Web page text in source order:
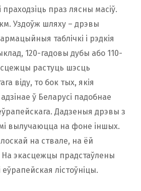
праходзіць праз лясны масіў.
Уздоўж шляху – дрэвы
таблічкі і рэдкія
120-гадовы дубы або 110-
растуць шэсць
віду, то бок тых, якія
ў Беларусі падобнае
Дадзеныя дрэвы з
вылучаюцца на фоне іншых.
на ствале, на ёй
экасцежцы прадстаўлены
еўрапейская лістоўніцы.